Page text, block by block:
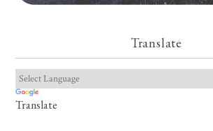
Translate
Translate